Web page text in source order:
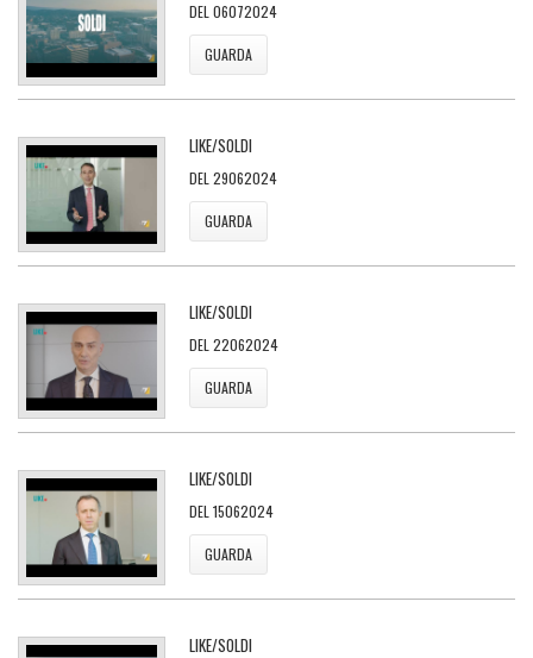
DEL 06072024
GUARDA
LIKE/SOLDI
DEL 29062024
GUARDA
LIKE/SOLDI
DEL 22062024
GUARDA
LIKE/SOLDI
DEL 15062024
GUARDA
LIKE/SOLDI